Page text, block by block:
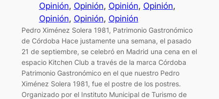
Opinión, Opinión, Opinión, Opinión
Opinión, Opinión, Opinión
Pedro Ximénez Solera 1981, Patrimonio Gastronómico
de Córdoba Hace justamente una semana, el pasado
21 de septiembre, se celebró en Madrid una cena en el
espacio Kitchen Club a través de la marca Córdoba
Patrimonio Gastronómico en el que nuestro Pedro
Ximénez Solera 1981, fue el postre de los postres.
Organizado por el Instituto Municipal de Turismo de